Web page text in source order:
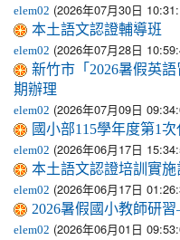
elem02 (2026年07月30日
本土語文認證輔導班
elem02 (2026年07月28日
新竹市「2026暑假英
期辦理
elem02 (2026年07月09日
國小部115學年度第1
elem02 (2026年06月17日
本土語文認證培訓實施
elem02 (2026年06月17日
2026暑假國小教師研
elem02 (2026年06月01日